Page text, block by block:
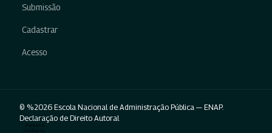
Submissão
Cadastrar
Acesso
© %2026 Escola Nacional de Administração Pública — ENAP.
Declaração de Direito Autoral